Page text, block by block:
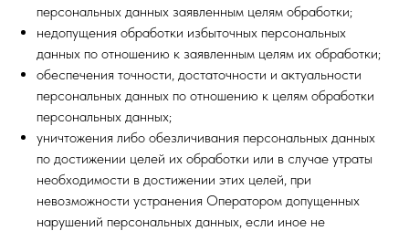
персональных данных заявленным целям обработки;
недопущения обработки избыточных персональных
данных по отношению к заявленным целям их обработки;
обеспечения точности, достаточности и актуальности
персональных данных по отношению к целям обработки
персональных данных;
уничтожения либо обезличивания персональных данных
по достижении целей их обработки или в случае утраты
необходимости в достижении этих целей, при
невозможности устранения Оператором допущенных
нарушений персональных данных, если иное не